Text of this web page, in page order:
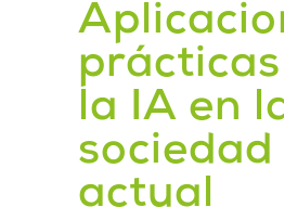
la IA en
sociedad
actual